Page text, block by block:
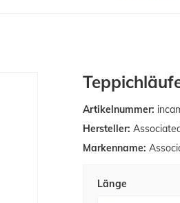
Artikelnummer:
Hersteller:
Markenname:
Länge